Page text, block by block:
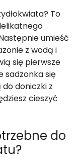
To
umieść
z wodą i
się pierwsze
sadzonka się
do doniczki z
cieszyć
do